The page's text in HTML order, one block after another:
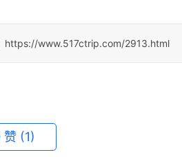
https://www.517ctrip.com/2913.html
赞 (1)